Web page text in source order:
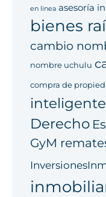
en linea asesoría
bienes
cambio
nombre uchulu
compra de
inteligente
Derecho
GyM